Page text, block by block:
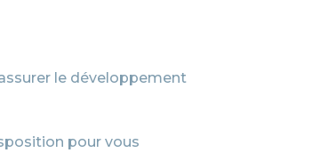
le développement
pour vous